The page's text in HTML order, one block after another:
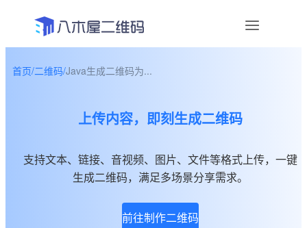
帮助中心
首页/二维码/Java生成二维码为...
上传内容，即刻生成二维码
支持文本、链接、音视频、图片、文件等格式上传，一键
生成二维码，满足多场景分享需求。
前往制作二维码